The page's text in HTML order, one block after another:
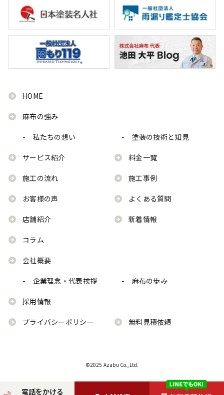
電話をかける
HOME
麻布の強み
- 私たちの想い - 塗装の技術と知見
サービス紹介 料金一覧
施工の流れ 施工事例
お客様の声 よくある質問
店舗紹介 新着情報
コラム
会社概要
- 企業理念・代表挨拶 - 麻布の歩み
採用情報
プライバシーポリシー 無料見積依頼
©2025 Azabu Co.,Ltd.